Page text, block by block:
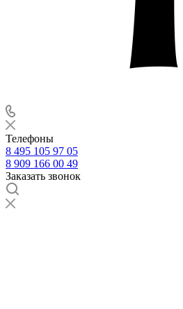
Телефоны
8 495 105 97 05
8 909 166 00 49
Заказать звонок